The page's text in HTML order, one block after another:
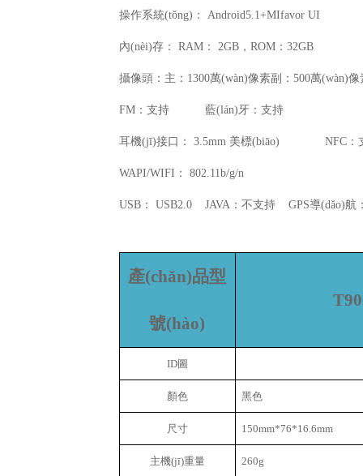
操作系統(tǒng)： Android5.1+MIfavor UI
內(nèi)存： RAM： 2GB， ROM： 32GB
攝像頭：主： 1300萬(wàn)像素副： 500萬(wàn)像
FM：支持 藍(lán)牙：支持
耳機(jī)接口： 3.5mm 美標(biāo) NFC：
WAPI/WIFI ： 802.11b/g/n
USB： USB2.0 JAVA： 不支持GPS導(dǎo)航
產(chǎn)品型
號(hào)
ID圖
顏色 黑色
尺寸 150mm*76*16.6mm
主機(jī)重量 260g